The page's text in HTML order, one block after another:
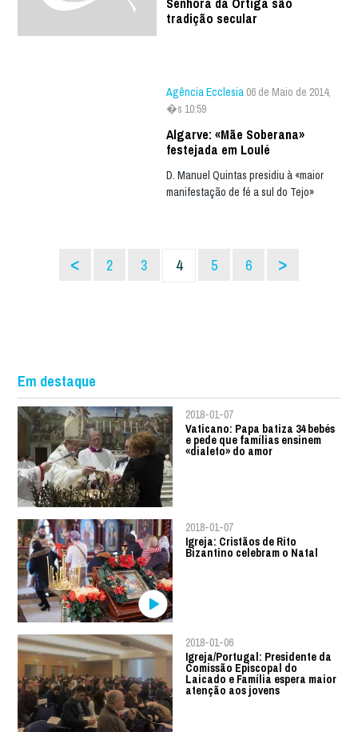
tradição secular
Agência Ecclesia 06 de Maio de 2014,
�s 10:59
Algarve: «Mãe Soberana»
festejada em Loulé
D. Manuel Quintas presidiu à «maior
manifestação de fé a sul do Tejo»
< 2 3 4 5 6 >
Em destaque
2018-01-07
Vaticano: Papa batiza 34 bebés
e pede que famílias ensinem
«dialeto» do amor
2018-01-07
Igreja: Cristãos de Rito
Bizantino celebram o Natal
2018-01-06
Igreja/Portugal: Presidente da
Comissão Episcopal do
Laicado e Família espera maior
atenção aos jovens